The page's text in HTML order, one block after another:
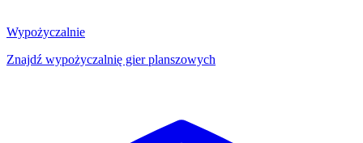
Wypożyczalnie
Znajdź wypożyczalnię gier planszowych